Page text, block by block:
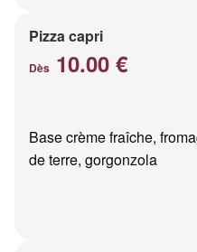
Pizza capri
Dès 10.00 €
Base crème fraîche,
de terre, gorgonzola